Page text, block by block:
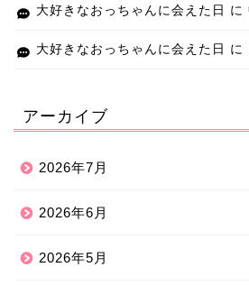
大好きなおっちゃんに会えた日 に
大好きなおっちゃんに会えた日 に
アーカイブ
2026年7月
2026年6月
2026年5月